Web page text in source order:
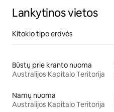
Lankytinos vietos
Kitokio tipo erdvės
Būstų prie kranto nuoma
Australijos Kapitalo Teritorija
Namų nuoma
Australijos Kapitalo Teritorija